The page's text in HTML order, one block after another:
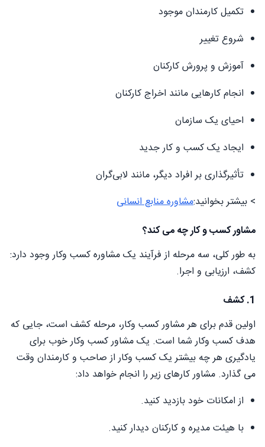
تکمیل کارمندان موجود
شروع تغییر
آموزش و پرورش کارکنان
انجام کارهایی مانند اخراج کارکنان
احیای یک سازمان
ایجاد یک کسب و کار جدید
تأثیرگذاری بر افراد دیگر، مانند لابی‌گران
> بیشتر بخوانید:مشاوره منابع انسانی
مشاور کسب و کار چه می کند؟
به طور کلی، سه مرحله از فرآیند یک مشاوره کسب وکار وجود دارد:
کشف، ارزیابی و اجرا.
1. کشف
اولین قدم برای هر مشاور کسب وکار، مرحله کشف است، جایی که
هدف کسب وکار شما است. یک مشاور کسب وکار خوب برای
یادگیری هر چه بیشتر یک کسب وکار از صاحب و کارمندان وقت
می گذارد. مشاور کارهای زیر را انجام خواهد داد:
از امکانات خود بازدید کنید.
با هیئت مدیره و کارکنان دیدار کنید.